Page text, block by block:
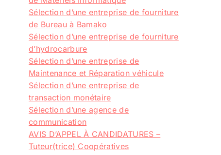
Sélection d’une entreprise de fourniture
de Bureau à Bamako
Sélection d’une entreprise de fourniture
d’hydrocarbure
Sélection d’une entreprise de
Maintenance et Réparation véhicule
Sélection d’une entreprise de
transaction monétaire
Sélection d’une agence de
communication
AVIS D’APPEL À CANDIDATURES –
Tuteur(trice) Coopératives